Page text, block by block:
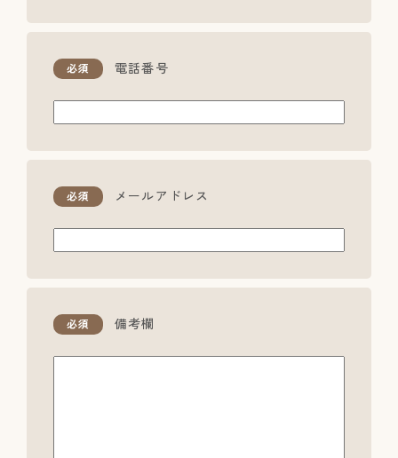
電話番号
必須
メールアドレス
必須
備考欄
必須